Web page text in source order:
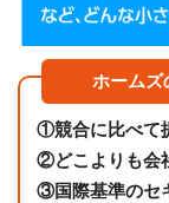
ホームズ
①競合に比べて
②どこよりも会
③国際基準のセ